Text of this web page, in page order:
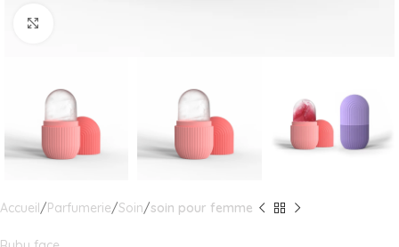
Accueil Parfumerie Soin soin pour femme